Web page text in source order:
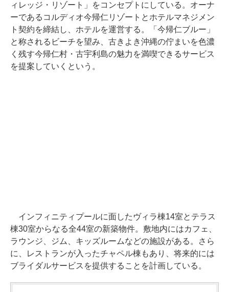
ィレッジ・リゾート」をコンセプトにしている。オーナ
ーであるコルディオ今帰仁リゾートとホテルマネジメン
ト契約を締結し、ホテルを運営する。「今帰仁ブルー」
と称されるビーチを望み、古きよき沖縄の佇まいを色濃
く残す今帰仁村・古宇利島の魅力を満喫できるサービス
を提案していくという。
インフィニティプールに面したヴィラ棟14室とテラス
棟30室からなる全44室の新築物件。敷地内にはカフェ、
ラウンジ、ジム、キッズルームなどの施設がある。さら
に、レストランが入ったチャペル棟もあり、将来的には
ブライダルサービスを提供することを計画している。